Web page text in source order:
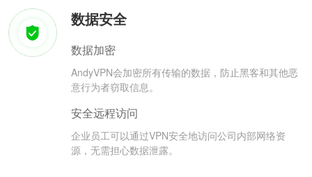
数据安全
数据加密
AndyVPN会加密所有传输的数据，防止黑客和其他恶
意行为者窃取信息。
安全远程访问
企业员工可以通过VPN安全地访问公司内部网络资
源，无需担心数据泄露。